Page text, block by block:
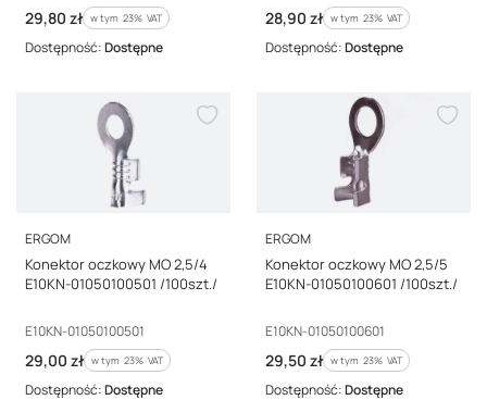
Cena brutto
29,80 zł w tym %s VAT
w tym 23% VAT
Dostępność:Dostępne
Cena brutto
28,90 zł w tym %s VAT
w tym 23% VAT
Dostępność:Dostępne
PRODUCENT
ERGOM
Konektor oczkowy MO 2,5/4
E10KN-01050100501 /100szt./
Kod producenta
E10KN-01050100501
Cena brutto
29,00 zł w tym %s VAT
w tym 23% VAT
Dostępność:Dostępne
PRODUCENT
ERGOM
Konektor oczkowy MO 2,5/5
E10KN-01050100601 /100szt./
Kod producenta
E10KN-01050100601
Cena brutto
29,50 zł w tym %s VAT
w tym 23% VAT
Dostępność:Dostępne